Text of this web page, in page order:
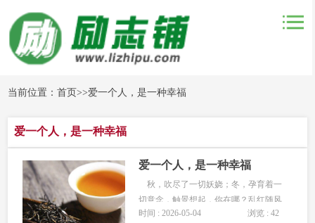
当前位置：首页>>爱一个人，是一种幸福
爱一个人，是一种幸福
爱一个人，是一种幸福
秋，吹尽了一切妖娆；冬，孕育着一
切意念，触景想起，你在哪？乱红随风
去，孤单只一曲。冷枝雪下音，穿透近
时间 : 2026-05-04
浏览 : 42